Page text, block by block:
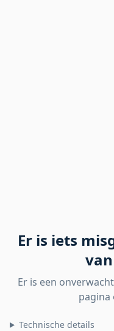
Er is iets
Er is een
pagina
Technische details